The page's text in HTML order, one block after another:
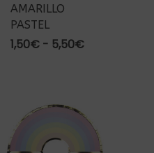
AMARILLO
PASTEL
1,50€ - 5,50€Rango
hasta
5,50€